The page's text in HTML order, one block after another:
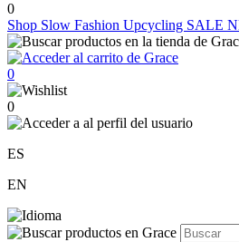
0
Shop Slow Fashion Upcycling SALE
0
0
ES
EN